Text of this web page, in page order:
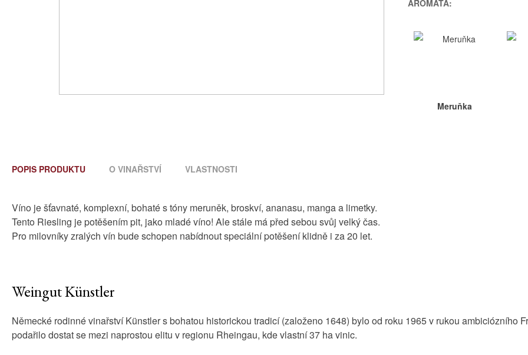
AROMATA:
Meruňka
POPIS PRODUKTU O VINAŘSTVÍ VLASTNOSTI
Víno je šťavnaté, komplexní, bohaté s tóny meruněk, broskví, ananasu, manga a limetky.
Tento Riesling je potěšením pit, jako mladé víno! Ale stále má před sebou svůj velký čas.
Pro milovníky zralých vín bude schopen nabídnout speciální potěšení klidně i za 20 let.
Weingut Künstler
Německé rodinné vinařství Künstler s bohatou historickou tradicí (založeno 1648) bylo od roku 1965 v rukou ambiciózního
podařilo dostat se mezi naprostou elitu v regionu Rheingau, kde vlastní 37 ha vinic.